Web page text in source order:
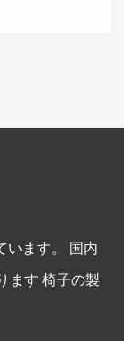
います。 国内
ます 椅子の製